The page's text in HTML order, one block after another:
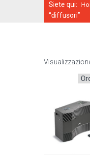
Siete qui:
“diffusori”